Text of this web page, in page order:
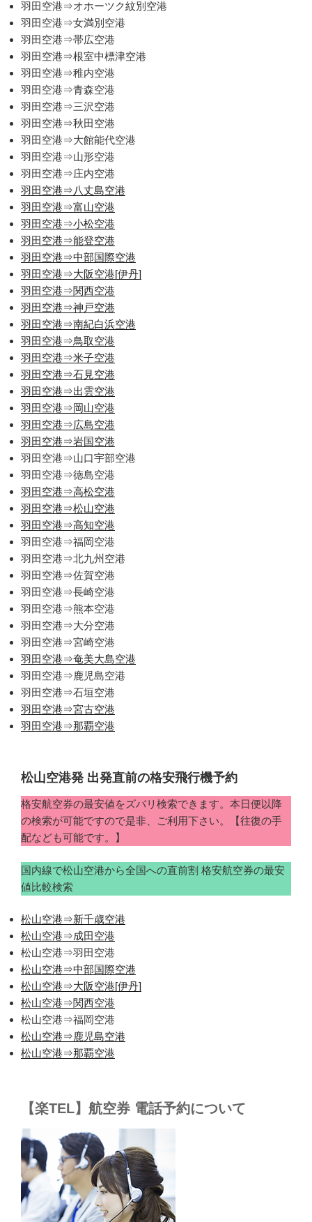
羽田空港⇒オホーツク紋別空港
羽田空港⇒女満別空港
羽田空港⇒帯広空港
羽田空港⇒根室中標津空港
羽田空港⇒稚内空港
羽田空港⇒青森空港
羽田空港⇒三沢空港
羽田空港⇒秋田空港
羽田空港⇒大館能代空港
羽田空港⇒山形空港
羽田空港⇒庄内空港
羽田空港⇒八丈島空港
羽田空港⇒富山空港
羽田空港⇒小松空港
羽田空港⇒能登空港
羽田空港⇒中部国際空港
羽田空港⇒大阪空港[伊丹]
羽田空港⇒関西空港
羽田空港⇒神戸空港
羽田空港⇒南紀白浜空港
羽田空港⇒鳥取空港
羽田空港⇒米子空港
羽田空港⇒石見空港
羽田空港⇒出雲空港
羽田空港⇒岡山空港
羽田空港⇒広島空港
羽田空港⇒岩国空港
羽田空港⇒山口宇部空港
羽田空港⇒徳島空港
羽田空港⇒高松空港
羽田空港⇒松山空港
羽田空港⇒高知空港
羽田空港⇒福岡空港
羽田空港⇒北九州空港
羽田空港⇒佐賀空港
羽田空港⇒長崎空港
羽田空港⇒熊本空港
羽田空港⇒大分空港
羽田空港⇒宮崎空港
羽田空港⇒奄美大島空港
羽田空港⇒鹿児島空港
羽田空港⇒石垣空港
羽田空港⇒宮古空港
羽田空港⇒那覇空港
松山空港発 出発直前の格安飛行機予約
格安航空券の最安値をズバリ検索できます。本日便以降
の検索が可能ですので是非、ご利用下さい。【往復の手
配なども可能です。】
国内線で松山空港から全国への直前割 格安航空券の最安
値比較検索
松山空港⇒新千歳空港
松山空港⇒成田空港
松山空港⇒羽田空港
松山空港⇒中部国際空港
松山空港⇒大阪空港[伊丹]
松山空港⇒関西空港
松山空港⇒福岡空港
松山空港⇒鹿児島空港
松山空港⇒那覇空港
【楽TEL】航空券 電話予約について